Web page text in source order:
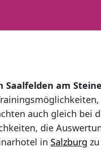
am
auch gleich bei
die
in Salzburg